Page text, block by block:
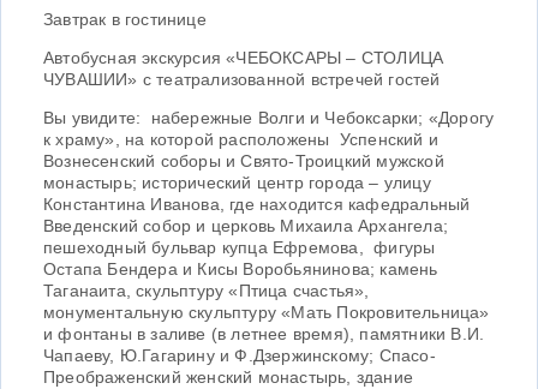
Завтрак в гостинице
Автобусная экскурсия «ЧЕБОКСАРЫ – СТОЛИЦА
ЧУВАШИИ» с театрализованной встречей гостей
Вы увидите: набережные Волги и Чебоксарки; «Дорогу
к храму», на которой расположены Успенский и
Вознесенский соборы и Свято-Троицкий мужской
монастырь; исторический центр города – улицу
Константина Иванова, где находится кафедральный
Введенский собор и церковь Михаила Архангела;
пешеходный бульвар купца Ефремова, фигуры
Остапа Бендера и Кисы Воробьянинова; камень
Таганаита, скульптуру «Птица счастья»,
монументальную скульптуру «Мать Покровительница»
и фонтаны в заливе (в летнее время), памятники В.И.
Чапаеву, Ю.Гагарину и Ф.Дзержинскому; Спасо-
Преображенский женский монастырь, здание